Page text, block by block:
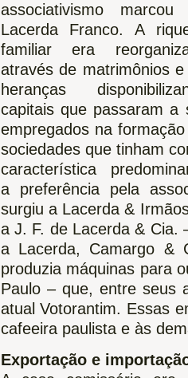
associativismo marcou
Lacerda Franco. A
familiar era
através de matrimônios
heranças
capitais que passaram a
empregados na
sociedades que tinham
característica
a preferência pela
surgiu a Lacerda &
a J. F. de Lacerda & Cia.
a Lacerda, Camargo &
produzia máquinas para
Paulo – que, entre seus
atual Votorantim. Essas
cafeeira paulista e às
Exportação e